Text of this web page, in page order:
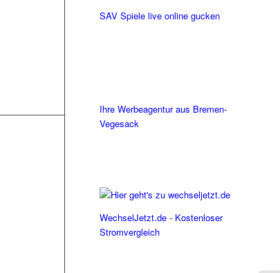
SAV Spiele live online gucken
Ihre Werbeagentur aus Bremen-
Vegesack
WechselJetzt.de - Kostenloser
Stromvergleich